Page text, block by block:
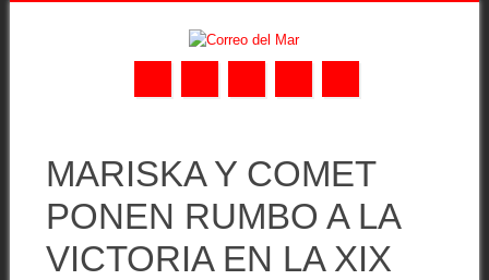
content
MARISKA Y COMET
PONEN RUMBO A LA
VICTORIA EN LA XIX